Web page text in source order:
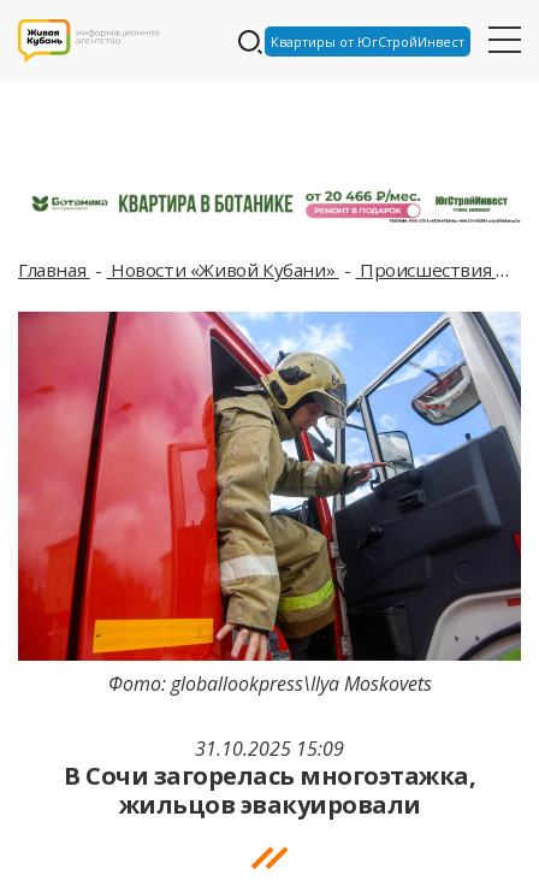
Квартиры от ЮгСтройИнвест
Главная Новости «Живой Кубани» Происшествия
31.10.2025 15:09
В Сочи загорелась многоэтажка,
жильцов эвакуировали
Фото: globallookpress\Ilya Moskovets